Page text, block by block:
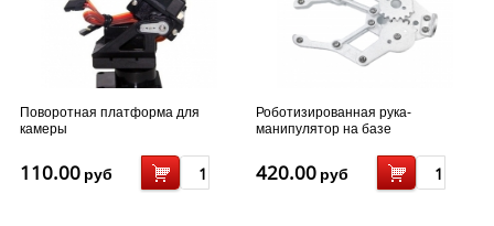
Поворотная платформа для
камеры
110.00 руб
Роботизированная рука-
манипулятор на базе
420.00 руб